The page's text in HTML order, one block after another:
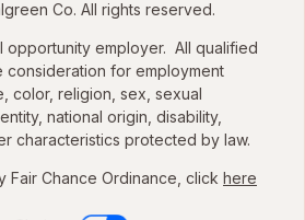
Co. All rights reserved.
opportunity employer. All qualified
consideration for employment
color, religion, sex, sexual
national origin, disability,
characteristics protected by law.
Fair Chance Ordinance, click here